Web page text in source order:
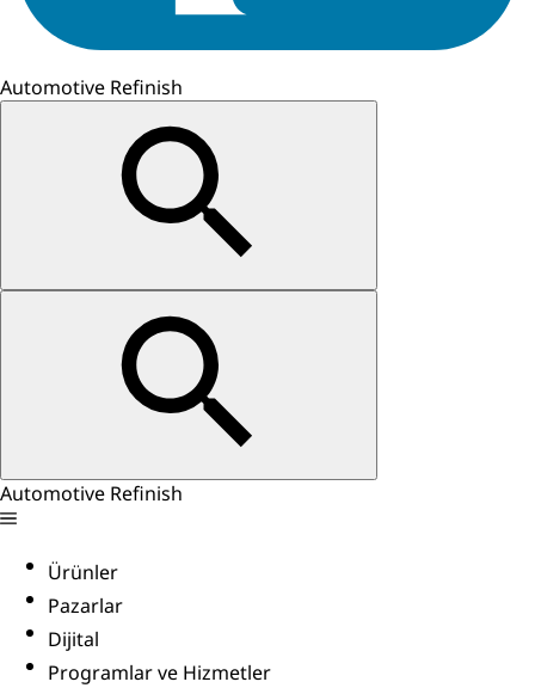
Automotive Refinish
Automotive Refinish
Ürünler
Pazarlar
Dijital
Programlar ve Hizmetler